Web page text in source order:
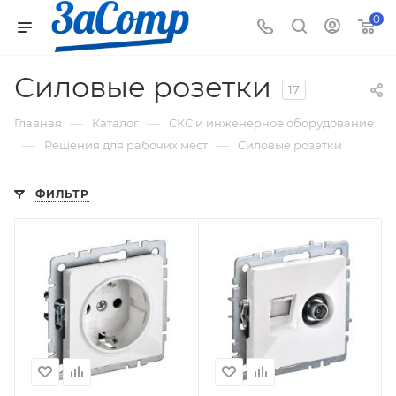
0
Силовые розетки 17
Главная — Каталог — СКС и инженерное оборудование
— Решения для рабочих мест — Силовые розетки
ФИЛЬТР